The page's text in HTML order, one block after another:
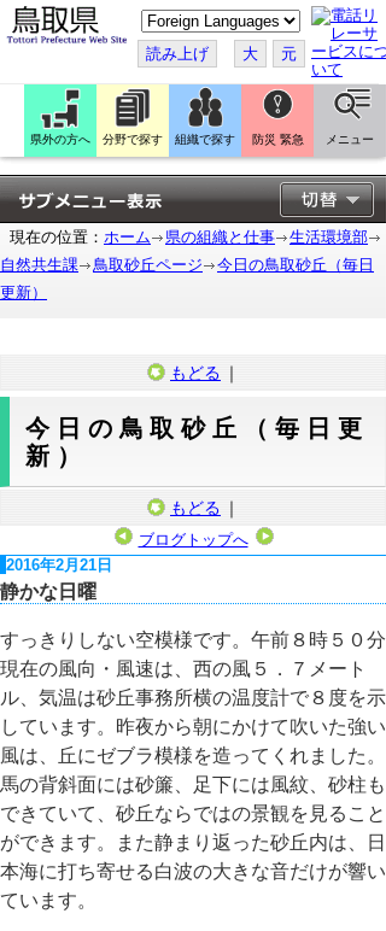
こ
の
ペ
ー
ジ
翻
訳
す
る
読み上げ 大 元
県外の方へ 分野で探す 組織で探す 防災 緊急 メニュー
現在の位置： ホーム 県の組織と仕事
生活環境部
自然共生課
鳥取砂丘ページ
今日の鳥取砂丘（毎日
更新）
もどる ｜
今日の鳥取砂丘（毎日更
新）
もどる ｜
ブログトップへ
2016年2月21日
静かな日曜
すっきりしない空模様です。午前８時５０分
現在の風向・風速は、西の風５．７メート
ル、気温は砂丘事務所横の温度計で８度を示
しています。昨夜から朝にかけて吹いた強い
風は、丘にゼブラ模様を造ってくれました。
馬の背斜面には砂簾、足下には風紋、砂柱も
できていて、砂丘ならではの景観を見ること
ができます。また静まり返った砂丘内は、日
本海に打ち寄せる白波の大きな音だけが響い
ています。